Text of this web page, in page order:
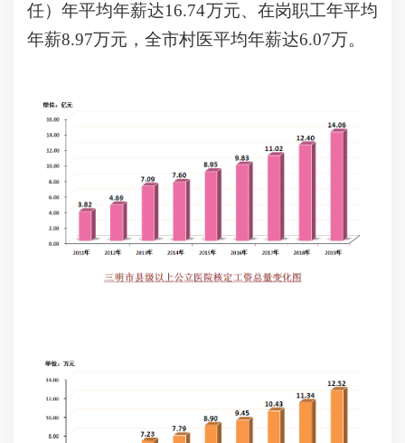
任）年平均年薪达16.74万元、在岗职工年平均
年薪8.97万元，全市村医平均年薪达6.07万。